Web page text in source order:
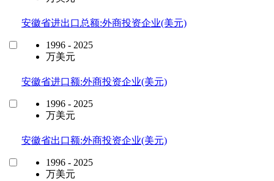
安徽省进出口总额:外商投资企业(美元)
1996 - 2025
万美元
安徽省进口额:外商投资企业(美元)
1996 - 2025
万美元
安徽省出口额:外商投资企业(美元)
1996 - 2025
万美元